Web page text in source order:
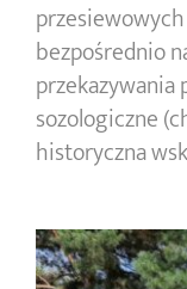
bezpośrednio
sozologiczne
historyczna